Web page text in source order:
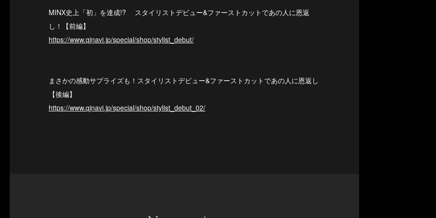
MINX史上「初」を達成!? スタイリストデビュー&ファーストカットであの人に恩返
し！【前編】
https://www.qjnavi.jp/special/shop/stylist_debut/
まさかの感動サプライズも！スタイリストデビュー&ファーストカットであの人に恩返し
【後編】
https://www.qjnavi.jp/special/shop/stylist_debut_02/